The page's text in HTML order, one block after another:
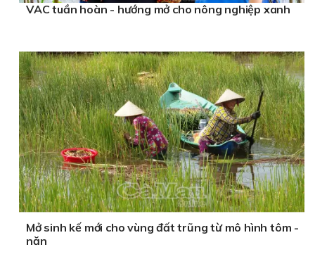
VAC tuần hoàn - hướng mở cho nông nghiệp xanh
Mở sinh kế mới cho vùng đất trũng từ mô hình tôm -
năn